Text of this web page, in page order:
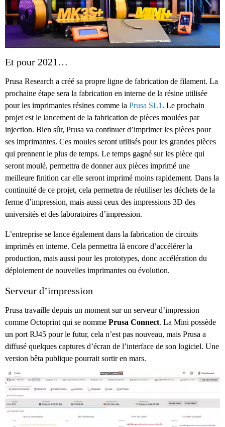
Et pour 2021…
Prusa Research a créé sa propre ligne de fabrication de filament. La
prochaine étape sera la fabrication en interne de la résine utilisée
pour les imprimantes résines comme la Prusa SL1. Le prochain
projet est le lancement de la fabrication de pièces moulées par
injection. Bien sûr, Prusa va continuer d’imprimer les pièces pour
ses imprimantes. Ces moules seront utilisés pour les grandes pièces
qui prennent le plus de temps. Le temps gagné sur les pièce qui
seront moulé, permettra de donner aux pièces imprimé une
meilleure finition car elle seront imprimé moins rapidement. Dans la
continuité de ce projet, cela permettra de réutiliser les déchets de la
ferme d’impression, mais aussi ceux des impressions 3D des
universités et des laboratoires d’impression.
L’entreprise se lance également dans la fabrication de circuits
imprimés en interne. Cela permettra là encore d’accélérer la
production, mais aussi pour les prototypes, donc accélération du
déploiement de nouvelles imprimantes ou évolution.
Serveur d’impression
Prusa travaille depuis un moment sur un serveur d’impression
comme Octoprint qui se nomme Prusa Connect. La Mini possède
un port RJ45 pour le futur, cela n’est pas nouveau, mais Prusa a
diffusé quelques captures d’écran de l’interface de son logiciel. Une
version bêta publique pourrait sortir en mars.